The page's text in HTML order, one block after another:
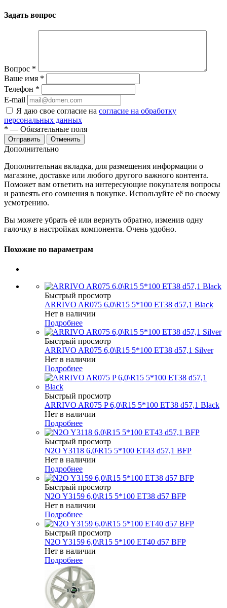
Задать вопрос
Вопрос *
Ваше имя *
Телефон *
E-mail
Я даю свое согласие на согласие на обработку
персональных данных
* — Обязательные поля
Отменить
Дополнительно
Дополнительная вкладка, для размещения информации о
магазине, доставке или любого другого важного контента.
Поможет вам ответить на интересующие покупателя вопросы
и развеять его сомнения в покупке. Используйте её по своему
усмотрению.
Вы можете убрать её или вернуть обратно, изменив одну
галочку в настройках компонента. Очень удобно.
Похожие по параметрам
Быстрый просмотр
ARRIVO AR075 6,0\R15 5*100 ET38 d57,1 Black
Нет в наличии
Подробнее
Быстрый просмотр
ARRIVO AR075 6,0\R15 5*100 ET38 d57,1 Silver
Нет в наличии
Подробнее
Быстрый просмотр
ARRIVO AR075 P 6,0\R15 5*100 ET38 d57,1 Black
Нет в наличии
Подробнее
Быстрый просмотр
N2O Y3118 6,0\R15 5*100 ET43 d57,1 BFP
Нет в наличии
Подробнее
Быстрый просмотр
N2O Y3159 6,0\R15 5*100 ET38 d57 BFP
Нет в наличии
Подробнее
Быстрый просмотр
N2O Y3159 6,0\R15 5*100 ET40 d57 BFP
Нет в наличии
Подробнее